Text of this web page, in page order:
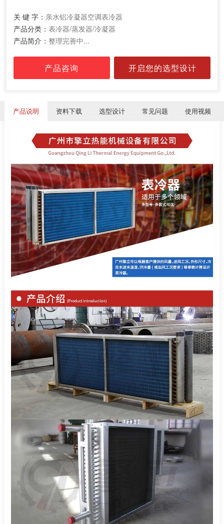
关 键 字： 亲水铝冷凝器空调表冷器
产品分类： 表冷器/蒸发器/冷凝器
产品简介： 整理完善中...
产品咨询 开启您的选型设计
产品说明 资料下载 选型设计 常见问题 使用视频